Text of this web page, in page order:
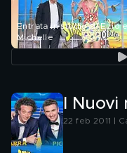
Entrata in studio di Ezio
Michelle
I
22 feb 2011 |